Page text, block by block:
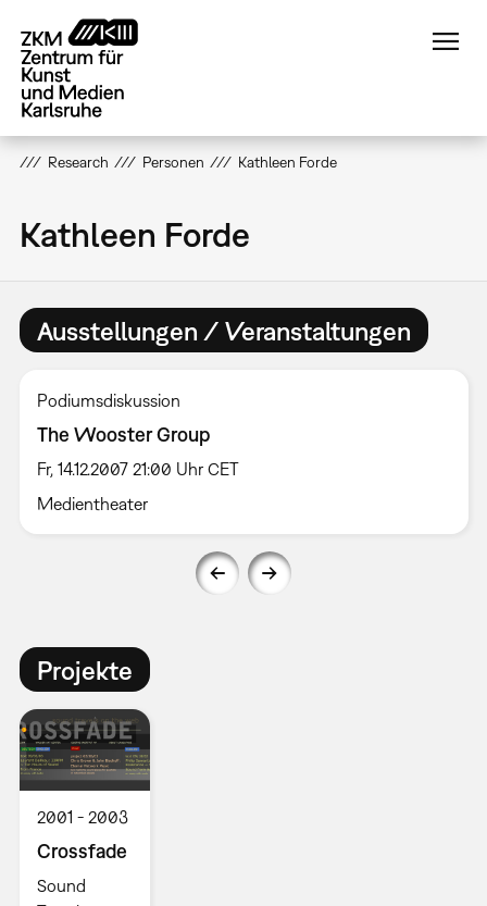
zum
Inhalt
Research Personen Kathleen Forde
Kathleen Forde
Ausstellungen / Veranstaltungen
Podiumsdiskussion
The Wooster Group
Fr, 14.12.2007 21:00 Uhr CET
Medientheater
Projekte
2001 2003
Crossfade
Sound